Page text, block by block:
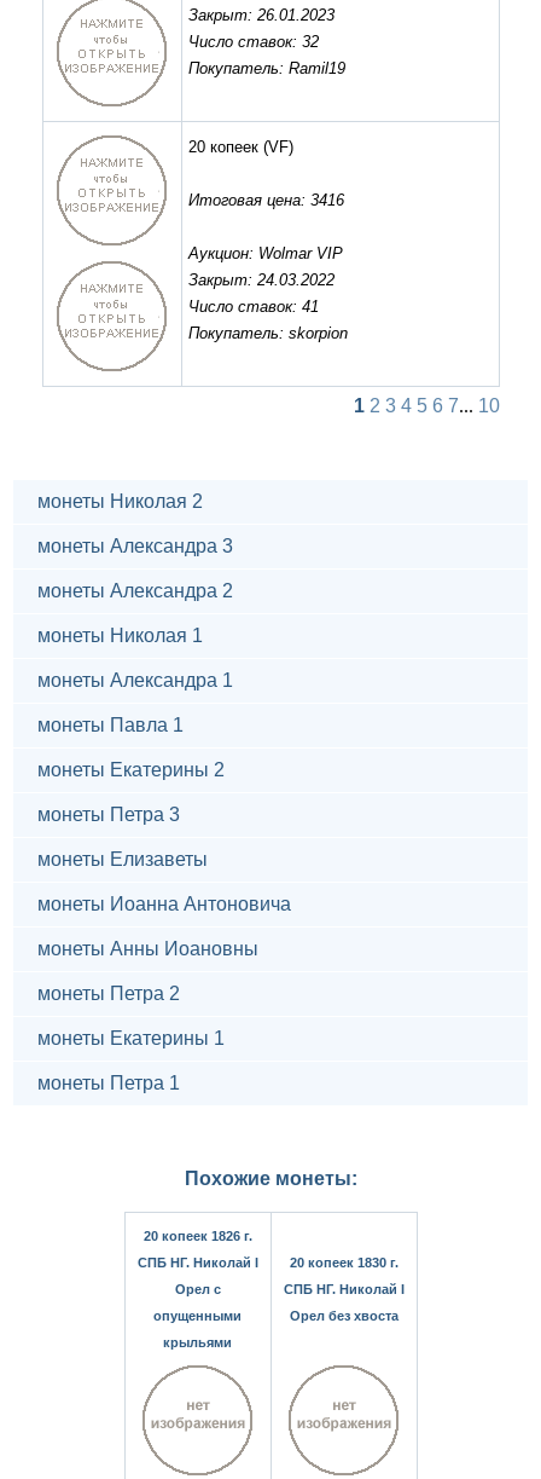
Закрыт: 26.01.2023
Число ставок: 32
Покупатель: Ramil19
20 копеек(VF)
Итоговая цена: 3416
Аукцион: Wolmar VIP
Закрыт: 24.03.2022
Число ставок: 41
Покупатель: skorpion
1 2 3 4 5 6 7... 10
монеты Николая 2
монеты Александра 3
монеты Александра 2
монеты Николая 1
монеты Александра 1
монеты Павла 1
монеты Екатерины 2
монеты Петра 3
монеты Елизаветы
монеты Иоанна Антоновича
монеты Анны Иоановны
монеты Петра 2
монеты Екатерины 1
монеты Петра 1
Похожие монеты:
20 копеек 1826 г.
СПБ НГ. Николай I
Орел с
опущенными
крыльями
20 копеек 1830 г.
СПБ НГ. Николай I
Орел без хвоста